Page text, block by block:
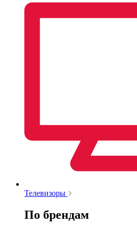
Телевизоры
По брендам